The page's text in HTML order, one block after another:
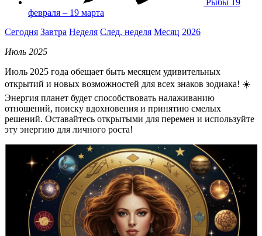
февраля – 19 марта
Сегодня Завтра Неделя След. неделя Месяц 2026
Июль 2025
Июль 2025 года обещает быть месяцем удивительных
открытий и новых возможностей для всех знаков зодиака! ☀️
Энергия планет будет способствовать налаживанию
отношений, поиску вдохновения и принятию смелых
решений. Оставайтесь открытыми для перемен и используйте
эту энергию для личного роста!